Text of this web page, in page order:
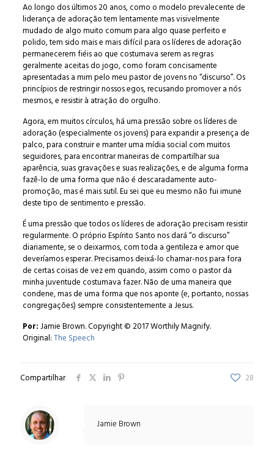
Ao longo dos últimos 20 anos, como o modelo prevalecente de
liderança de adoração tem lentamente mas visivelmente
mudado de algo muito comum para algo quase perfeito e
polido, tem sido mais e mais difícil para os líderes de adoração
permanecerem fiéis ao que costumava serem as regras
geralmente aceitas do jogo, como foram concisamente
apresentadas a mim pelo meu pastor de jovens no “discurso”. Os
princípios de restringir nossos egos, recusando promover a nós
mesmos, e resistir à atração do orgulho.
Agora, em muitos círculos, há uma pressão sobre os líderes de
adoração (especialmente os jovens) para expandir a presença de
palco, para construir e manter uma mídia social com muitos
seguidores, para encontrar maneiras de compartilhar sua
aparência, suas gravações e suas realizações, e de alguma forma
fazê-lo de uma forma que não é descaradamente auto-
promoção, mas é mais sutil. Eu sei que eu mesmo não fui imune
deste tipo de sentimento e pressão.
É uma pressão que todos os líderes de adoração precisam resistir
regularmente. O próprio Espírito Santo nos dará “o discurso”
diariamente, se o deixarmos, com toda a gentileza e amor que
deveríamos esperar. Precisamos deixá-lo chamar-nos para fora
de certas coisas de vez em quando, assim como o pastor da
minha juventude costumava fazer. Não de uma maneira que
condene, mas de uma forma que nos aponte (e, portanto, nossas
congregações) sempre consistentemente a Jesus.
Por:Jamie Brown. Copyright © 2017 Worthily Magnify.
Original:The Speech
Compartilhar 28
Jamie Brown